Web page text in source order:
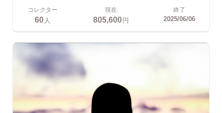
コレクター
60 人
現在
805,600円
終了
2025/06/06